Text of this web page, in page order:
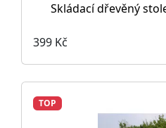
Skládací dřevěný
399 Kč
TOP